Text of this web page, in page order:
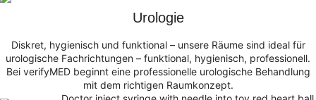
Urologie
Diskret, hygienisch und funktional – unsere Räume sind ideal für
urologische Fachrichtungen – funktional, hygienisch, professionell.
Bei verifyMED beginnt eine professionelle urologische Behandlung
mit dem richtigen Raumkonzept.